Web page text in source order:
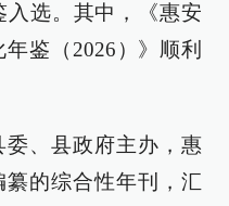
选。其中，《惠安
鉴（2026）》顺利
委、县政府主办，惠
的综合性年刊，汇